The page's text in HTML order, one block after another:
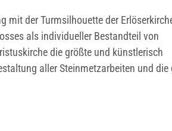
mit der Turmsilhouette der
als individueller Bestandteil von
die größte und künstlerisch
aller Steinmetzarbeiten und die